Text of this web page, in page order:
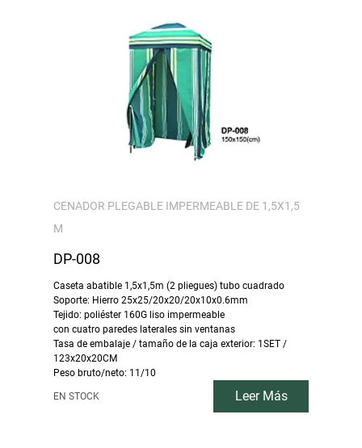
CENADOR PLEGABLE IMPERMEABLE DE 1,5X1,5
M
DP-008
Caseta abatible 1,5x1,5m (2 pliegues) tubo cuadrado
Soporte: Hierro 25x25/20x20/20x10x0.6mm
Tejido: poliéster 160G liso impermeable
con cuatro paredes laterales sin ventanas
Tasa de embalaje / tamaño de la caja exterior: 1SET /
123x20x20CM
Peso bruto/neto: 11/10
EN STOCK Leer Más